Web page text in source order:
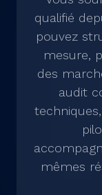
qualifié
pouvez
mesure,
des
audit
mêmes